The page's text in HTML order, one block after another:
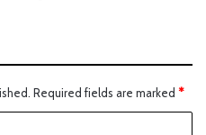
Required fields are marked *